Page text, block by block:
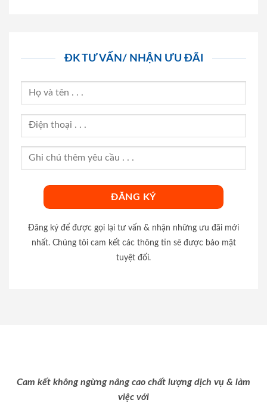
ĐK TƯ VẤN/ NHẬN ƯU ĐÃI
Đăng ký để được gọi lại tư vấn & nhận những ưu đãi mới
nhất. Chúng tôi cam kết các thông tin sẽ được bảo mật
tuyệt đối.
Cam kết không ngừng nâng cao chất lượng dịch vụ & làm
việc với